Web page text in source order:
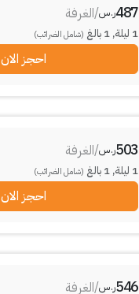
487ر.س/الغرفة
1 ليلة,
1 بالغ (شامل الضرائب)
احجز الان
503ر.س/الغرفة
1 ليلة,
1 بالغ (شامل الضرائب)
احجز الان
546ر.س/الغرفة